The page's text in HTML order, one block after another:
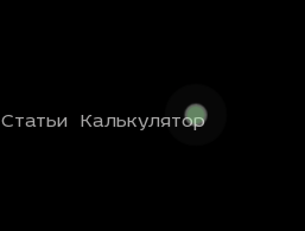
Статьи Калькулятор